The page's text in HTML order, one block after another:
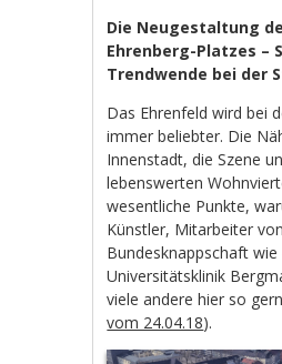
Die Neugestaltung
Ehrenberg-Platzes –
Trendwende bei der
Das Ehrenfeld wird bei
immer beliebter. Die
Innenstadt, die Szene
lebenswerten
wesentliche Punkte,
Künstler, Mitarbeiter von
Bundesknappschaft wie
Universitätsklinik
viele andere hier so
vom 24.04.18).